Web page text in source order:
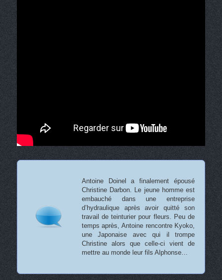
Antoine Doinel a finalement épousé
Christine Darbon. Le jeune homme est
embauché dans une entreprise
d’hydraulique après avoir quitté son
travail de teinturier pour fleurs. Peu de
temps après, Antoine rencontre Kyoko,
une Japonaise avec qui il trompe
Christine alors que celle-ci vient de
mettre au monde leur fils Alphonse…